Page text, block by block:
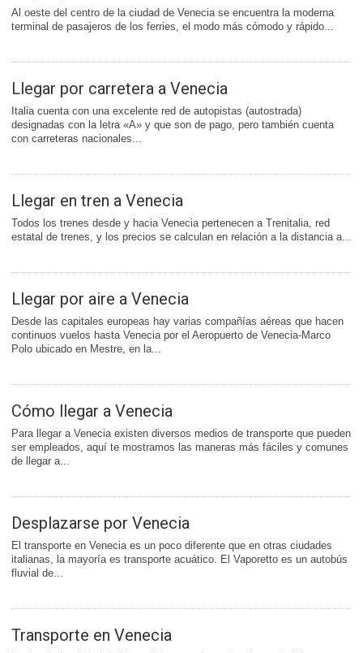
Al oeste del centro de la ciudad de Venecia se encuentra la moderna
terminal de pasajeros de los ferries, el modo más cómodo y rápido...
Llegar por carretera a Venecia
Italia cuenta con una excelente red de autopistas (autostrada)
designadas con la letra «A» y que son de pago, pero también cuenta
con carreteras nacionales...
Llegar en tren a Venecia
Todos los trenes desde y hacia Venecia pertenecen a Trenitalia, red
estatal de trenes, y los precios se calculan en relación a la distancia a...
Llegar por aire a Venecia
Desde las capitales europeas hay varias compañías aéreas que hacen
continuos vuelos hasta Venecia por el Aeropuerto de Venecia-Marco
Polo ubicado en Mestre, en la...
Cómo llegar a Venecia
Para llegar a Venecia existen diversos medios de transporte que pueden
ser empleados, aquí te mostramos las maneras más fáciles y comunes
de llegar a...
Desplazarse por Venecia
El transporte en Venecia es un poco diferente que en otras ciudades
italianas, la mayoría es transporte acuático. El Vaporetto es un autobús
fluvial de...
Transporte en Venecia